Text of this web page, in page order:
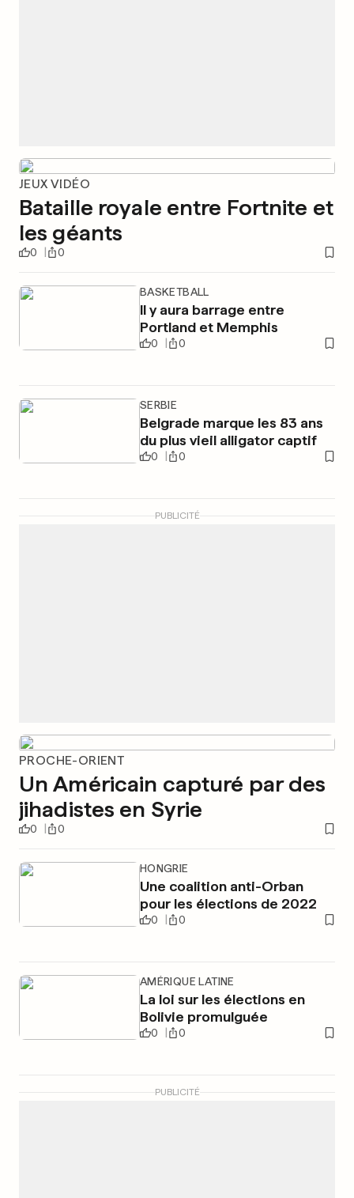
JEUX VIDÉO
Bataille royale entre Fortnite et
les géants
0 0
BASKETBALL
Il y aura barrage entre
Portland et Memphis
0 0
SERBIE
Belgrade marque les 83 ans
du plus vieil alligator captif
0 0
PUBLICITÉ
PROCHE-ORIENT
Un Américain capturé par des
jihadistes en Syrie
0 0
HONGRIE
Une coalition anti-Orban
pour les élections de 2022
0 0
AMÉRIQUE LATINE
La loi sur les élections en
Bolivie promulguée
0 0
PUBLICITÉ